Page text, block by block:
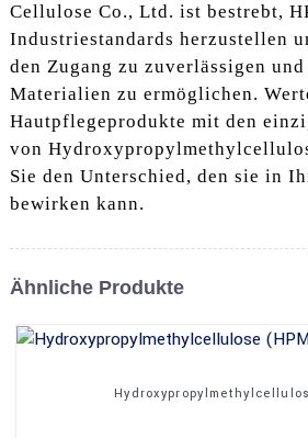
Cellulose Co., Ltd. ist bestrebt,
Industriestandards herzustellen
den Zugang zu zuverlässigen
Materialien zu ermöglichen.
Hautpflegeprodukte mit den
von
Sie den Unterschied, den sie in
bewirken kann.
Ähnliche Produkte